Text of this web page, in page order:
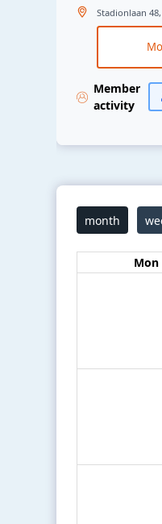
Stadionlaan
Member
activity
month
Mon